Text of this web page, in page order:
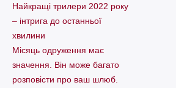
Найкращі трилери 2022 року
– інтрига до останньої
хвилини
Місяць одруження має
значення. Він може багато
розповісти про ваш шлюб.